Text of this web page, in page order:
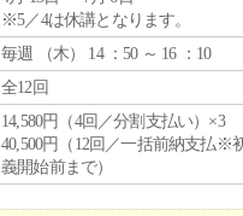
※5／4は休講となります。
毎週 （木） 14 ：50 ～ 16 ：10
全12回
14,580円（4回／分割支払い）×3
40,500円（12回／一括前納支払※
義開始前まで）